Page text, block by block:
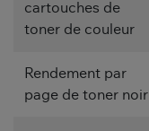
cartouches de
toner de couleur
Rendement par
page de toner noir